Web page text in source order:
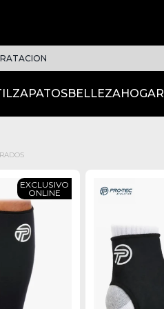
ZAPATOSBELLEZAHOGAR
EXCLUSIVO
ONLINE